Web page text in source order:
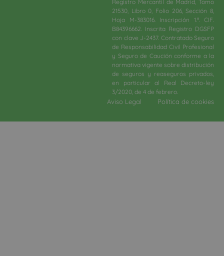
Registro Mercantil de Madrid, Tomo
21530, Libro 0, Folio 206, Sección 8,
Hoja M-383016. Inscripción 1.ª. CIF.
B84396662. Inscrita Registro DGSFP
con clave J-2437. Contratado Seguro
de Responsabilidad Civil Profesional
y Seguro de Caución conforme a la
normativa vigente sobre distribución
de seguros y reaseguros privados,
en particular al Real Decreto-ley
3/2020, de 4 de febrero.​
Aviso Legal Política de cookies